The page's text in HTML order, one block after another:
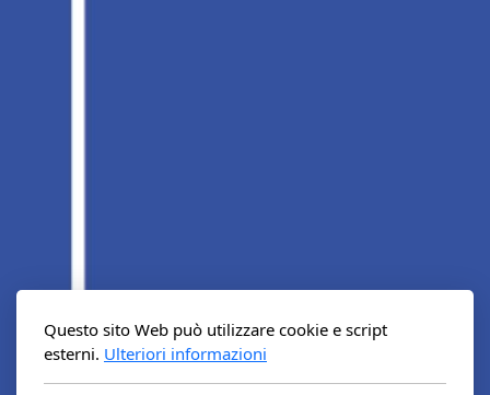
Questo sito Web può utilizzare cookie e script
esterni. Ulteriori informazioni